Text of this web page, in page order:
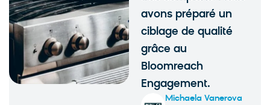
avons préparé un
ciblage de qualité
grâce au
Bloomreach
Engagement.
Michaela Vanerova